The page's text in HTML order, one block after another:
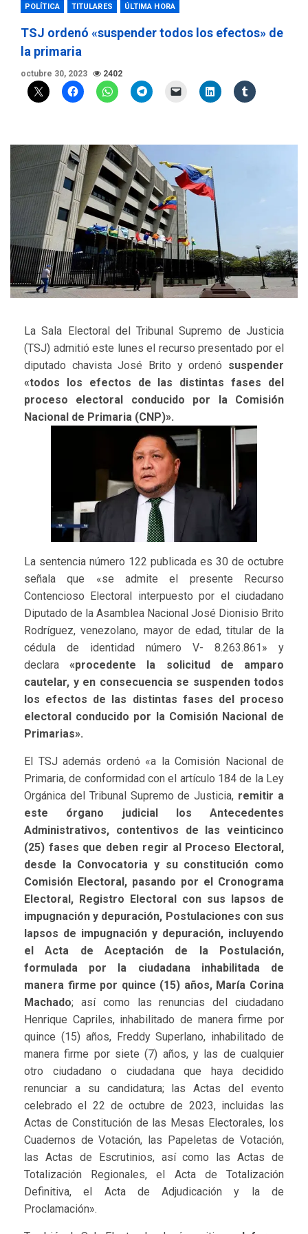
POLÍTICA TITULARES ÚLTIMA HORA
TSJ ordenó «suspender todos los efectos» de
la primaria
octubre 30, 2023 2402
La Sala Electoral del Tribunal Supremo de Justicia
(TSJ) admitió este lunes el recurso presentado por el
diputado chavista José Brito y ordenó suspender
«todos los efectos de las distintas fases del
proceso electoral conducido por la Comisión
Nacional de Primaria (CNP)».
La sentencia número 122 publicada es 30 de octubre
señala que «se admite el presente Recurso
Contencioso Electoral interpuesto por el ciudadano
Diputado de la Asamblea Nacional José Dionisio Brito
Rodríguez, venezolano, mayor de edad, titular de la
cédula de identidad número V- 8.263.861» y
declara «procedente la solicitud de amparo
cautelar, y en consecuencia se suspenden todos
los efectos de las distintas fases del proceso
electoral conducido por la Comisión Nacional de
Primarias».
El TSJ además ordenó «a la Comisión Nacional de
Primaria, de conformidad con el artículo 184 de la Ley
Orgánica del Tribunal Supremo de Justicia, remitir a
este órgano judicial los Antecedentes
Administrativos, contentivos de las veinticinco
(25) fases que deben regir al Proceso Electoral,
desde la Convocatoria y su constitución como
Comisión Electoral, pasando por el Cronograma
Electoral, Registro Electoral con sus lapsos de
impugnación y depuración, Postulaciones con sus
lapsos de impugnación y depuración, incluyendo
el Acta de Aceptación de la Postulación,
formulada por la ciudadana inhabilitada de
manera firme por quince (15) años, María Corina
Machado; así como las renuncias del ciudadano
Henrique Capriles, inhabilitado de manera firme por
quince (15) años, Freddy Superlano, inhabilitado de
manera firme por siete (7) años, y las de cualquier
otro ciudadano o ciudadana que haya decidido
renunciar a su candidatura; las Actas del evento
celebrado el 22 de octubre de 2023, incluidas las
Actas de Constitución de las Mesas Electorales, los
Cuadernos de Votación, las Papeletas de Votación,
las Actas de Escrutinios, así como las Actas de
Totalización Regionales, el Acta de Totalización
Definitiva, el Acta de Adjudicación y la de
Proclamación».